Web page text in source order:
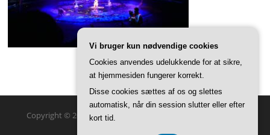
Copyright © 2026 Kvarterhuset. Alle rettigheder forbeholdes.
Vi bruger kun nødvendige cookies
Cookies anvendes udelukkende for at sikre,
at hjemmesiden fungerer korrekt.
Disse cookies sættes af os og slettes
automatisk, når din session slutter eller efter
kort tid.